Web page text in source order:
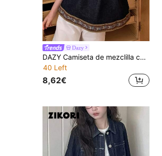
Dazy
DAZY Camiseta de mezclilla con estampado floral casual para niña, vacaciones de verano
40 Left
8,62€